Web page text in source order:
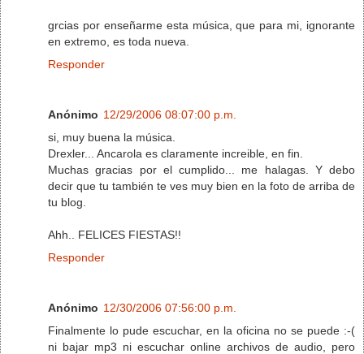
grcias por enseñarme esta música, que para mi, ignorante
en extremo, es toda nueva.
Responder
Anónimo 12/29/2006 08:07:00 p.m.
si, muy buena la música.
Drexler... Ancarola es claramente increible, en fin.
Muchas gracias por el cumplido... me halagas. Y debo
decir que tu también te ves muy bien en la foto de arriba de
tu blog.
Ahh.. FELICES FIESTAS!!
Responder
Anónimo 12/30/2006 07:56:00 p.m.
Finalmente lo pude escuchar, en la oficina no se puede :-(
ni bajar mp3 ni escuchar online archivos de audio, pero